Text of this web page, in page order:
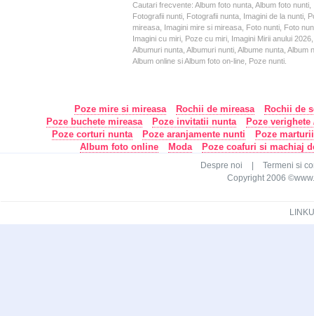
Cautari frecvente: Album foto nunta, Album foto
Fotografii nunti, Fotografii nunta, Imagini de la nunti,
mireasa, Imagini mire si mireasa, Foto nunti, Foto
Imagini cu miri, Poze cu miri, Imagini Mirii anului
Albumuri nunta, Albumuri nunti, Albume nunta,
Album online si Album foto on-line, Poze nunti.
Poze mire si mireasa Rochii de mireasa
Rochii de
Poze buchete mireasa
Poze invitatii nunta
Poze
Poze corturi nunta
Poze aranjamente nunti
Poze
Album foto online
Moda Poze coafuri si machiaj
Despre noi
Termeni si
Copyright 2006